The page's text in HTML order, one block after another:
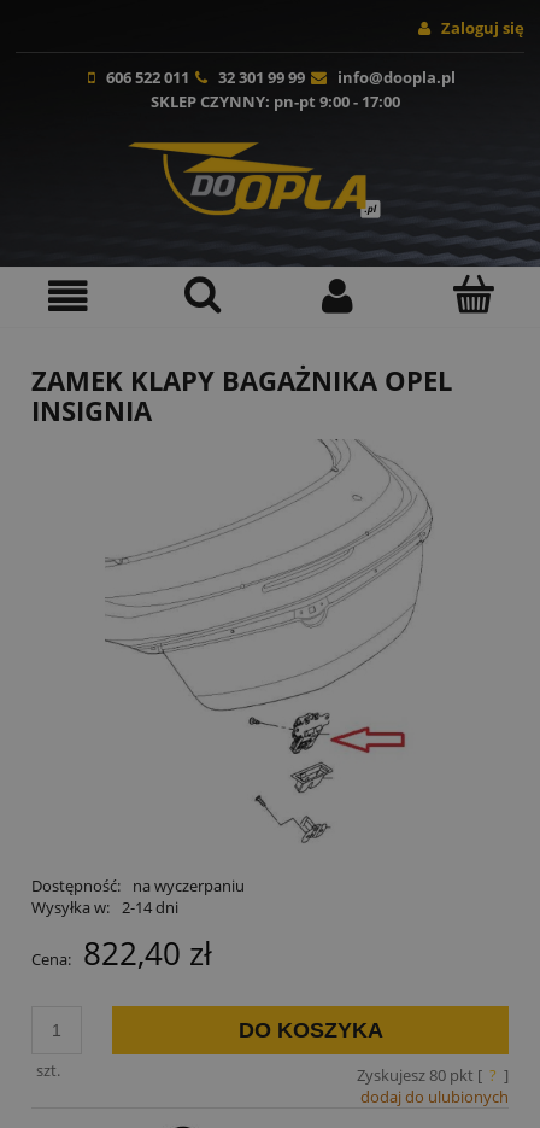
Zaloguj się
606 522 011 32 301 99 99
info@doopla.pl
SKLEP CZYNNY: pn-pt 9:00 - 17:00
ZAMEK KLAPY BAGAŻNIKA OPEL
INSIGNIA
Dostępność:
na wyczerpaniu
Wysyłka w: 2-14 dni
Cena: 822,40 zł
szt.
DO KOSZYKA
Zyskujesz 80pkt [ ? ]
dodaj do ulubionych